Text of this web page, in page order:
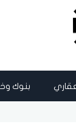
بنوك